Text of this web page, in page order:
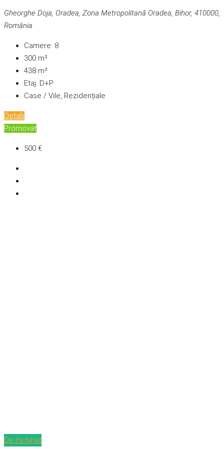
Gheorghe Doja, Oradea, Zona Metropolitană Oradea, Bihor, 410000,
România
Camere: 8
300 m²
438 m²
Etaj: D+P
Case / Vile, Rezidențiale
Detalii
Promovat
500 €
De închiriat